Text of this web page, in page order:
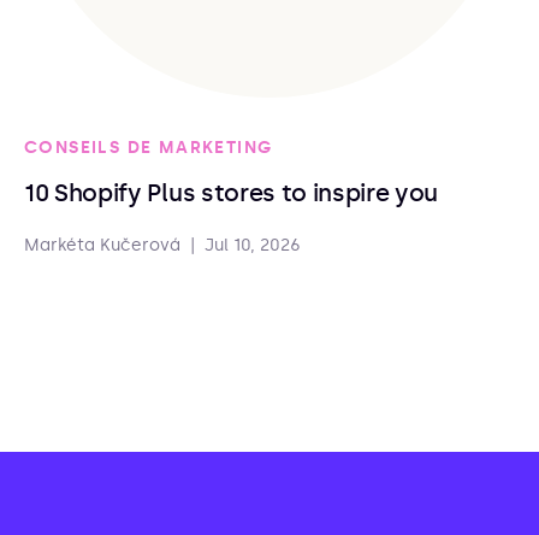
CONSEILS DE MARKETING
10 Shopify Plus stores to inspire you
Markéta Kučerová Jul 10, 2026